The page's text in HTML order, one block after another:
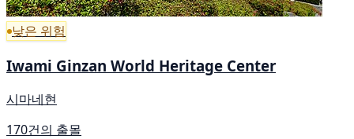
낮은 위험
Iwami Ginzan World Heritage Center
시마네현
170건의 출몰